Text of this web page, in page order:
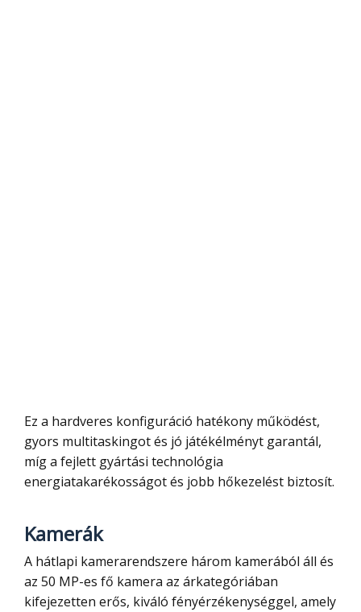
Ez a hardveres konfiguráció hatékony működést,
gyors multitaskingot és jó játékélményt garantál,
míg a fejlett gyártási technológia
energiatakarékosságot és jobb hőkezelést biztosít.
Kamerák
A hátlapi kamerarendszere három kamerából áll és
az 50 MP-es fő kamera az árkategóriában
kifejezetten erős, kiváló fényérzékenységgel, amely